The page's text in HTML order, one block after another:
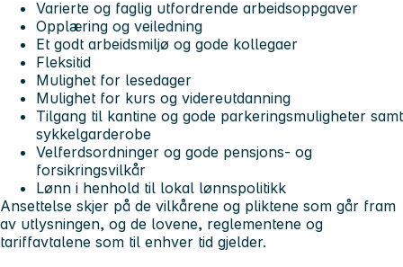
Varierte og faglig utfordrende arbeidsoppgaver
Opplæring og veiledning
Et godt arbeidsmiljø og gode kollegaer
Fleksitid
Mulighet for lesedager
Mulighet for kurs og videreutdanning
Tilgang til kantine og gode parkeringsmuligheter samt
sykkelgarderobe
Velferdsordninger og gode pensjons- og
forsikringsvilkår
Lønn i henhold til lokal lønnspolitikk
Ansettelse skjer på de vilkårene og pliktene som går fram
av utlysningen, og de lovene, reglementene og
tariffavtalene som til enhver tid gjelder.